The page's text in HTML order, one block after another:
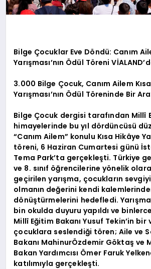
Bilge Çocuklar Eve Döndü: Canım
Yarışması’nın Ödül Töreni
3.000 Bilge Çocuk, Canım Ailem
Yarışması’nın Ödül Töreninde Bir
Bilge Çocuk dergisi tarafından Millî
himayelerinde bu yıl dördüncüsü
“Canım Ailem” konulu Kısa Hikâye
töreni, 6 Haziran Cumartesi günü
Tema Park’ta gerçekleşti. Türkiye
ve 8. sınıf öğrencilerine yönelik
geçirilen yarışma, çocukların
olmanın değerini kendi
dönüştürmelerini hedefledi. Yarışma
bin okulda duyuru yapıldı ve
Millî Eğitim Bakanı Yusuf Tekin’in
çocuklara seslendiği tören; Aile ve
Bakanı MahinurÖzdemir Göktaş ve
Bakan Yardımcısı Ömer Faruk
katılımıyla gerçekleşti.